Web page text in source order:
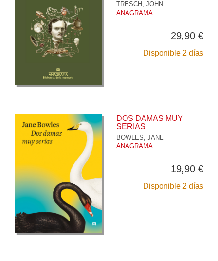
TRESCH, JOHN
ANAGRAMA
29,90 €
Disponible 2 días
DOS DAMAS MUY
SERIAS
BOWLES, JANE
ANAGRAMA
19,90 €
Disponible 2 días